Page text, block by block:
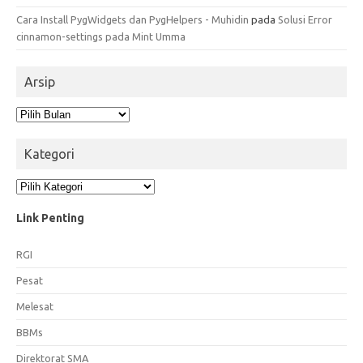
Cara Install PygWidgets dan PygHelpers - Muhidin pada Solusi Error
cinnamon-settings pada Mint Umma
Arsip
Arsip
Kategori
Kategori
Link Penting
RGI
Pesat
Melesat
BBMs
Direktorat SMA